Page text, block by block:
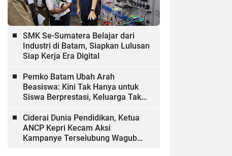
SMK Se-Sumatera Belajar dari
Industri di Batam, Siapkan Lulusan
Siap Kerja Era Digital
Pemko Batam Ubah Arah
Beasiswa: Kini Tak Hanya untuk
Siswa Berprestasi, Keluarga Tak
Dibiayai
Ciderai Dunia Pendidikan, Ketua
ANCP Kepri Kecam Aksi
Kampanye Terselubung Wagub